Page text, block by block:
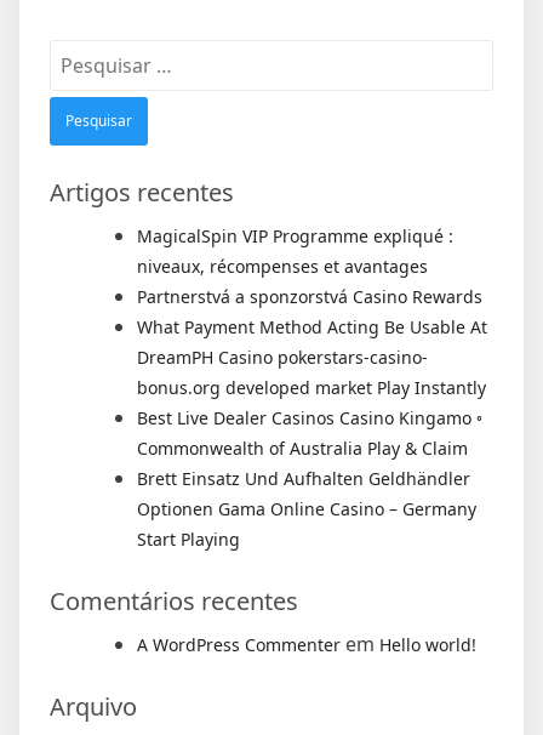
Pesquisar
por:
Artigos recentes
MagicalSpin VIP Programme expliqué :
niveaux, récompenses et avantages
Partnerstvá a sponzorstvá Casino Rewards
What Payment Method Acting Be Usable At
DreamPH Casino pokerstars-casino-
bonus.org developed market Play Instantly
Best Live Dealer Casinos Casino Kingamo ◦
Commonwealth of Australia Play & Claim
Brett Einsatz Und Aufhalten Geldhändler
Optionen Gama Online Casino – Germany
Start Playing
Comentários recentes
A WordPress Commenter em Hello world!
Arquivo